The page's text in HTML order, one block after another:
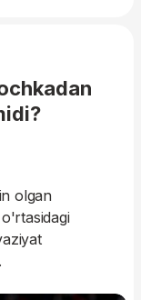
olgan